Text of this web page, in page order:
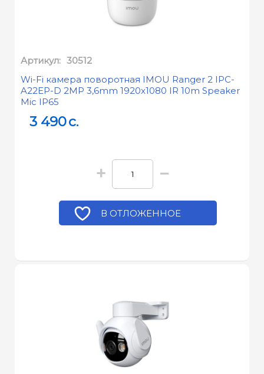
Артикул: 30512
Wi-Fi камера поворотная IMOU Ranger 2 IPC-
A22EP-D 2MP 3,6mm 1920x1080 IR 10m Speaker
Mic IP65
3 490c.
+ −
В ОТЛОЖЕННОЕ